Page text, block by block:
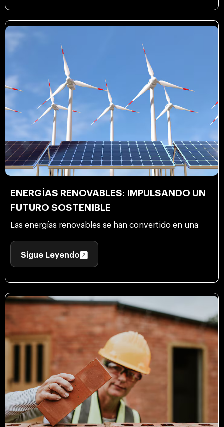
ENERGÍAS RENOVABLES: IMPULSANDO UN
FUTURO SOSTENIBLE
Las energías renovables se han convertido en una
Sigue Leyendo